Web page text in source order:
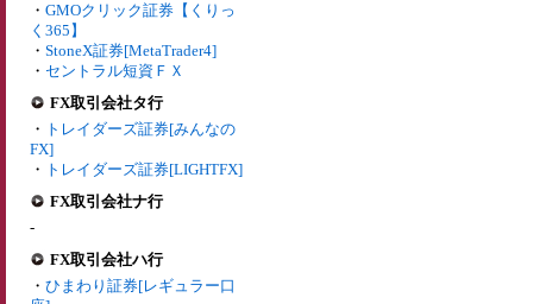
・ GMOクリック証券【くりっ
く365】
・ StoneX証券[MetaTrader4]
・ セントラル短資ＦＸ
FX取引会社タ行
・ トレイダーズ証券[みんなの
FX]
・ トレイダーズ証券[LIGHTFX]
FX取引会社ナ行
-
FX取引会社ハ行
・ ひまわり証券[レギュラー口